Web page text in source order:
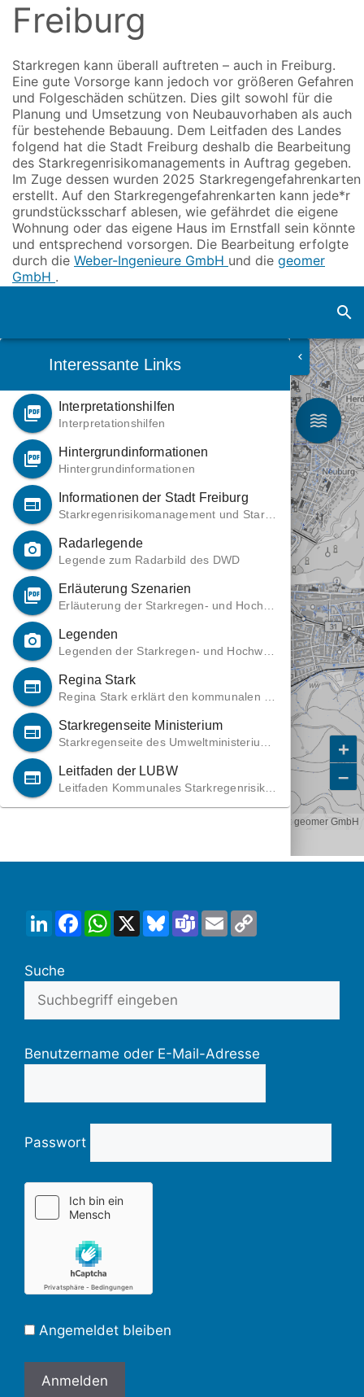
Zum
InhaltFreiburg
Starkregen kann überall auftreten – auch in Freiburg.
Eine gute Vorsorge kann jedoch vor größeren Gefahren
und Folgeschäden schützen. Dies gilt sowohl für die
Planung und Umsetzung von Neubauvorhaben als auch
für bestehende Bebauung. Dem Leitfaden des Landes
folgend hat die Stadt Freiburg deshalb die Bearbeitung
des Starkregenrisikomanagements in Auftrag gegeben.
Im Zuge dessen wurden 2025 Starkregengefahrenkarten
erstellt. Auf den Starkregengefahrenkarten kann jede*r
grundstücksscharf ablesen, wie gefährdet die eigene
Wohnung oder das eigene Haus im Ernstfall sein könnte
und entsprechend vorsorgen. Die Bearbeitung erfolgte
durch die Weber-Ingenieure GmbH und die geomer
GmbH .
LinkedInFacebookWhatsApp
X BlueskyTeamsEmail
Suche
Benutzername oder E-Mail-Adresse
Passwort
Angemeldet bleiben